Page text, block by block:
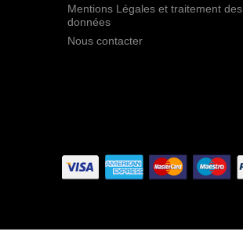
Mentions Légales et traitement des
données
Nous contacter